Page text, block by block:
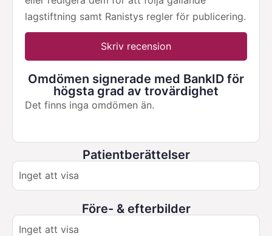
lagstiftning samt Ranistys regler för publicering.
Skriv recension
Omdömen signerade med BankID för
högsta grad av trovärdighet
Det finns inga omdömen än.
Patientberättelser
Inget att visa
Före- & efterbilder
Inget att visa